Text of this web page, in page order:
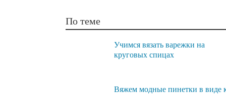
По теме
Учимся вязать варежки на
круговых спицах
Вяжем модные пинетки в виде